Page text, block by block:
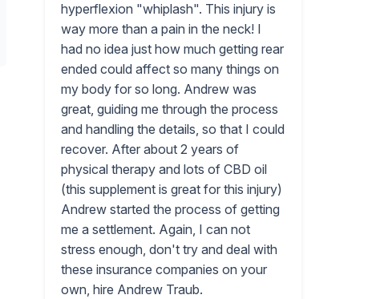
hyperflexion "whiplash". This injury is
way more than a pain in the neck! I
had no idea just how much getting rear
ended could affect so many things on
my body for so long. Andrew was
great, guiding me through the process
and handling the details, so that I could
recover. After about 2 years of
physical therapy and lots of CBD oil
(this supplement is great for this injury)
Andrew started the process of getting
me a settlement. Again, I can not
stress enough, don't try and deal with
these insurance companies on your
own, hire Andrew Traub.